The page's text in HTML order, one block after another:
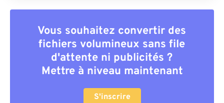
Vous souhaitez convertir des
fichiers volumineux sans file
d'attente ni publicités ?
Mettre à niveau maintenant
S'inscrire